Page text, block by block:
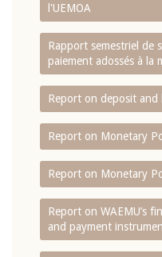
l'UEMOA
Rapport semestriel de
paiement adossés à la
Report on deposit and
Report on Monetary
Report on Monetary
Report on WAEMU’s
and payment